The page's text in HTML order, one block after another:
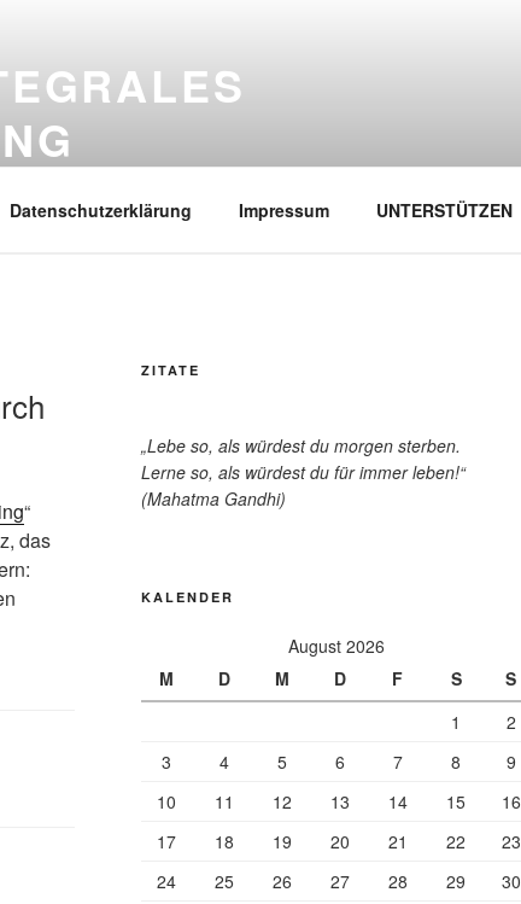
Datenschutzerklärung Impressum UNTERSTÜTZEN
“
das
ZITATE
„Lebe so, als würdest du morgen sterben.
Lerne so, als würdest du für immer leben!“
(Mahatma Gandhi)
KALENDER
August 2026
M
D M D F S
S
1
2
3
4 5 6 7 8
9
10
11 12 13 14 15
16
17
18 19 20 21 22
23
24
25 26 27 28 29
30